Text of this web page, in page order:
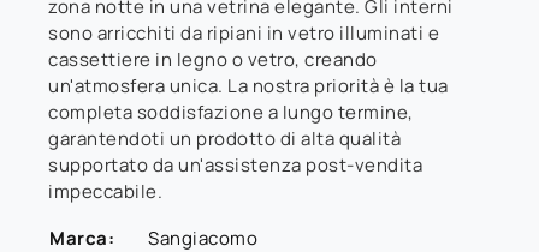
zona notte in una vetrina elegante. Gli interni
sono arricchiti da ripiani in vetro illuminati e
cassettiere in legno o vetro, creando
un'atmosfera unica. La nostra priorità è la tua
completa soddisfazione a lungo termine,
garantendoti un prodotto di alta qualità
supportato da un'assistenza post-vendita
impeccabile.
Marca:
Sangiacomo